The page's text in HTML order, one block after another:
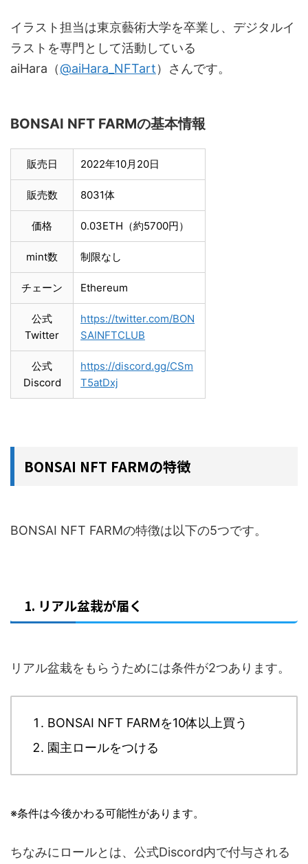
イラスト担当は東京藝術大学を卒業し、デジタルイ
ラストを専門として活動している
aiHara（@aiHara_NFTart）さんです。
BONSAI NFT FARMの基本情報
販売日 2022年10月20日
販売数 8031体
価格 0.03ETH（約5700円）
mint数 制限なし
チェーン Ethereum
公式
Twitter
https://twitter.com/BON
SAINFTCLUB
公式
Discord
https://discord.gg/CSm
T5atDxj
BONSAI NFT FARMの特徴
BONSAI NFT FARMの特徴は以下の5つです。
1. リアル盆栽が届く
リアル盆栽をもらうためには条件が2つあります。
BONSAI NFT FARMを10体以上買う
園主ロールをつける
※条件は今後かわる可能性があります。
ちなみにロールとは、公式Discord内で付与される